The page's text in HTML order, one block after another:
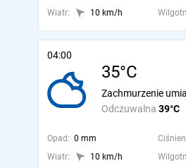
Wiatr:
10 km/h
04:00
35°C
Odczuwalna 39°C
Zachmurzenie
Opad: 0 mm
Wiatr:
10 km/h